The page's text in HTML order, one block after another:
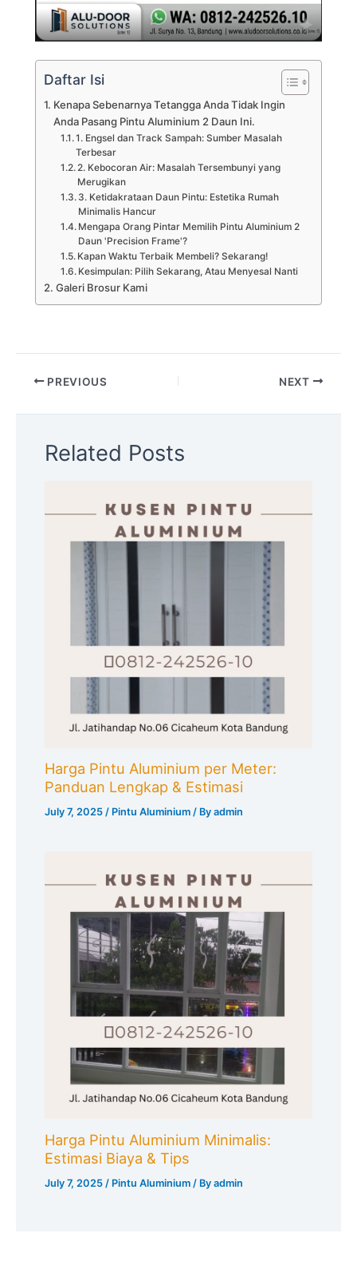
Daftar Isi
Kenapa Sebenarnya Tetangga Anda Tidak Ingin
Anda Pasang Pintu Aluminium 2 Daun Ini.
1. Engsel dan Track Sampah: Sumber Masalah
Terbesar
2. Kebocoran Air: Masalah Tersembunyi yang
Merugikan
3. Ketidakrataan Daun Pintu: Estetika Rumah
Minimalis Hancur
Mengapa Orang Pintar Memilih Pintu Aluminium 2
Daun 'Precision Frame'?
Kapan Waktu Terbaik Membeli? Sekarang!
Kesimpulan: Pilih Sekarang, Atau Menyesal Nanti
Galeri Brosur Kami
PREVIOUS NEXT
Related Posts
Harga Pintu Aluminium per Meter:
Panduan Lengkap & Estimasi
July 7, 2025/ Pintu Aluminium / Byadmin
Harga Pintu Aluminium Minimalis:
Estimasi Biaya & Tips
July 7, 2025 / Pintu Aluminium / Byadmin